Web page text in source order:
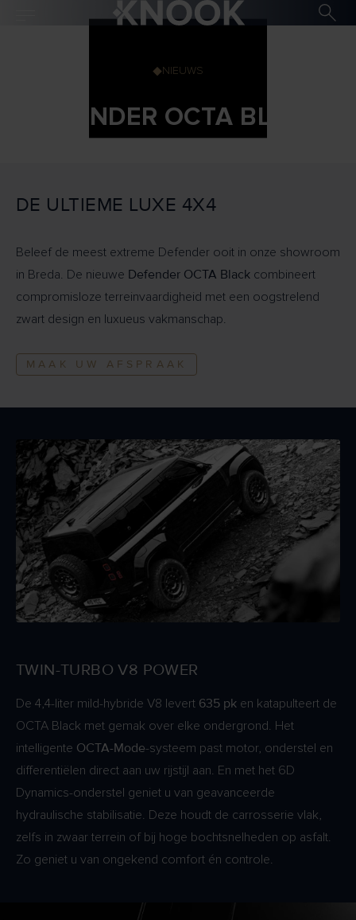
NIEUWS
DEFENDER OCTA BLACK
DE ULTIEME LUXE 4X4
Beleef de meest extreme Defender ooit in onze showroom
in Breda. De nieuwe Defender OCTA Black combineert
compromisloze terreinvaardigheid met een oogstrelend
zwart design en luxueus vakmanschap.
MAAK UW AFSPRAAK
TWIN-TURBO V8 POWER
De 4,4-liter mild-hybride V8 levert 635 pk en katapulteert de
OCTA Black met gemak over elke ondergrond. Het
intelligente OCTA-Mode-systeem past motor, onderstel en
differentiëlen direct aan uw rijstijl aan. En met het 6D
Dynamics-onderstel geniet u van geavanceerde
hydraulische stabilisatie. Deze houdt de carrosserie vlak,
zelfs in zwaar terrein of bij hoge bochtsnelheden op asfalt.
Zo geniet u van ongekend comfort én controle.